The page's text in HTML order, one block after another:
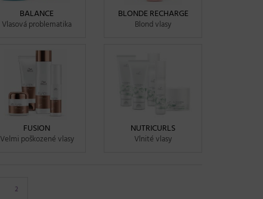
BALANCE
Vlasová problematika
BLONDE RECHARGE
Blond vlasy
FUSION
Velmi poškozené vlasy
NUTRICURLS
Vlnité vlasy
2